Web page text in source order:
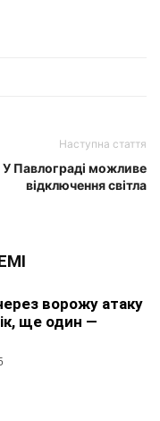
Наступна стаття
У Павлограді можливе
відключення світла
ворожу атаку
ще один —